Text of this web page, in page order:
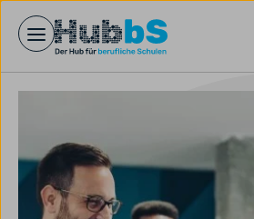
Open main menu